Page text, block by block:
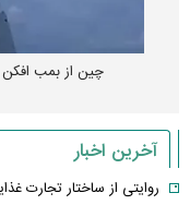
چین از بمب افکن H-۶N با موشک هسته‌ای رونمایی کرد
آخرین اخبار
روایتی از ساختار تجارت